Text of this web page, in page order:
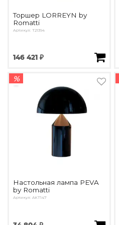
Торшер LORREYN by
Romatti
Артикул: T21394
146 421 ₽
%
Настольная лампа PEVA
by Romatti
Артикул: AKT147